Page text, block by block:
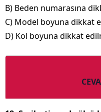
B) Beden numarasına
C) Model boyuna dikkat
D) Kol boyuna dikkat